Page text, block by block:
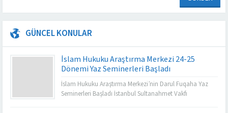
GÜNCEL KONULAR
İslam Hukuku Araştırma Merkezi 24-25
Dönemi Yaz Seminerleri Başladı
İslam Hukuku Araştırma Merkezi’nin Darul Fuqaha Yaz
Seminerleri Başladı İstanbul Sultanahmet Vakfı